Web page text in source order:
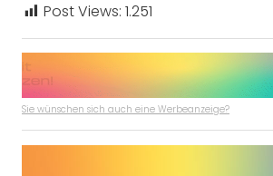
Post Views: 1.251
Sie wünschen sich auch eine Werbeanzeige?